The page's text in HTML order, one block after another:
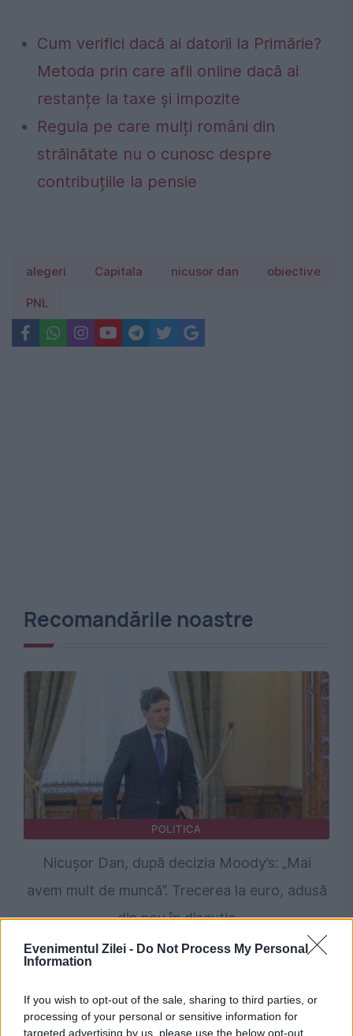
Evenimentul Zilei - Do Not Process My Personal
Information
If you wish to opt-out of the sale, sharing to third parties, or
processing of your personal or sensitive information for
targeted advertising by us, please use the below opt-out
Cum verifici dacă ai datorii la Primărie?
Metoda prin care afli online dacă ai
restanțe la taxe și impozite
Regula pe care mulți români din
străinătate nu o cunosc despre
contribuțiile la pensie
alegeri Capitala nicusor dan obiective
PNL
Recomandările noastre
POLITICA
Nicușor Dan, după decizia Moody’s: „Mai
avem mult de muncă”. Trecerea la euro, adusă
din nou în discuție